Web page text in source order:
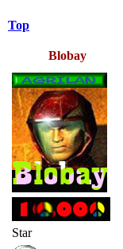
Top
Blobay
Star